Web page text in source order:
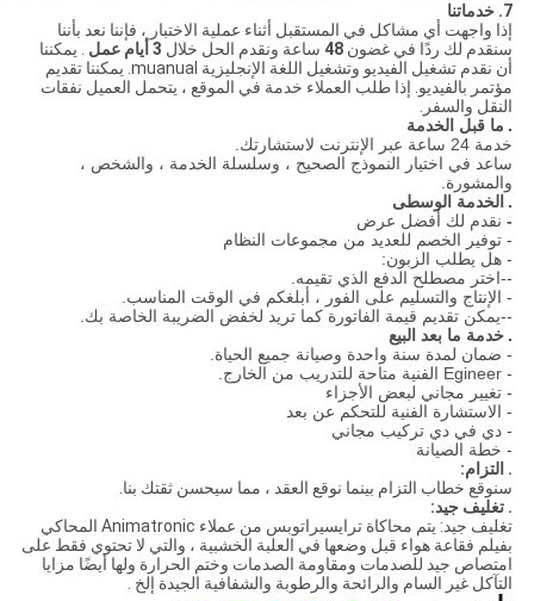
7. خدماتنا
إذا واجهت أي مشاكل في المستقبل أثناء عملية الاختبار ، فإننا نعد بأننا
سنقدم لك ردًا في غضون 48 ساعة ونقدم الحل خلال 3 أيام عمل . يمكننا
أن نقدم تشغيل الفيديو وتشغيل اللغة الإنجليزية muanual.
يمكننا تقديم
مؤتمر بالفيديو. إذا طلب العملاء خدمة في الموقع ، يتحمل العميل نفقات
النقل والسفر.
. ما قبل الخدمة
خدمة 24 ساعة عبر الإنترنت لاستشارتك.
ساعد في اختيار النموذج الصحيح ، وسلسلة الخدمة ، والشخص ،
والمشورة.
. الخدمة الوسطى
-نقدم لك أفضل عرض
- توفير الخصم للعديد من مجموعات النظام
- هل يطلب الزبون:
--اختر مصطلح الدفع الذي تقيمه.
- الإنتاج والتسليم على الفور ، أبلغكم في الوقت المناسب.
--يمكن تقديم قيمة الفاتورة كما تريد لخفض الضريبة الخاصة بك.
. خدمة ما بعد البيع
- ضمان لمدة سنة واحدة وصيانة جميع الحياة.
- Egineer الفنية متاحة للتدريب من الخارج.
- تغيير مجاني لبعض الأجزاء
- الاستشارة الفنية للتحكم عن بعد
- دي في دي تركيب مجاني
- خطة الصيانة
. التزام:
سنوقع خطاب التزام بينما نوقع العقد ، مما سيحسن ثقتك بنا.
. تغليف جيد:
تغليف جيد: يتم محاكاة ترايسيراتوبس من عملاء Animatronic المحاكي
بفيلم فقاعة هواء قبل وضعها في العلبة الخشبية ، والتي لا تحتوي فقط على
امتصاص جيد للصدمات ومقاومة الصدمات وختم الحرارة ولها أيضًا مزايا
التآكل غير السام والرائحة والرطوبة والشفافية الجيدة إلخ .